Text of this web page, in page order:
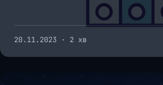
20.11.2023 · 2 хв